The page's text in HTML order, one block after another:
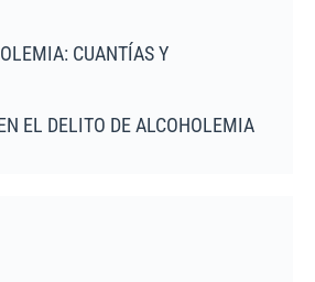
CUANTÍAS Y
EL DELITO DE ALCOHOLEMIA